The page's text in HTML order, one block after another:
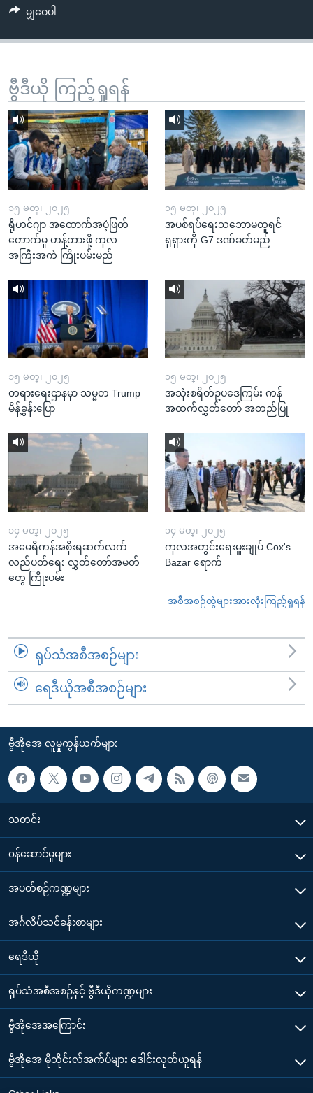
နေရာ မျှဝေပါ
ဗွီဒီယို ကြည့်ရှုရန်
၁၅ မတ္၊ ၂၀၂၅
ရိုဟင်ဂျာ အထောက်အပံ့ဖြတ်
တောက်မှု ဟန့်တားဖို့ ကုလ
အကြီးအကဲ ကြိုးပမ်းမည်
၁၅ မတ္၊ ၂၀၂၅
အပစ်ရပ်ရေးသဘောမတူရင်
ရုရှားကို G7 ဒဏ်ခတ်မည်
၁၅ မတ္၊ ၂၀၂၅
တရားရေးဌာနမှာ သမ္မတ Trump
မိန့်ခွန်းပြော
၁၅ မတ္၊ ၂၀၂၅
အသုံးစရိတ်ဥပဒေကြမ်း ကန်
အထက်လွှတ်တော် အတည်ပြု
၁၄ မတ္၊ ၂၀၂၅
အမေရိကန်အစိုးရဆက်လက်
လည်ပတ်ရေး လွှတ်တော်အမတ်
တွေ ကြိုးပမ်း
၁၄ မတ္၊ ၂၀၂၅
ကုလအတွင်းရေးမှူးချုပ် Cox's
Bazar ရောက်
အစီအစဉ်တွဲများအားလုံးကြည့်ရှုရန်
ရုပ်သံအစီအစဉ်များ
ရေဒီယိုအစီအစဉ်များ
ဗွီအိုအေ လူမှုကွန်ယက်များ
သတင်း
၀န်ဆောင်မှုများ
အပတ်စဉ်ကဏ္ဍများ
အင်္ဂလိပ်သင်ခန်းစာများ
ရေဒီယို
ရုပ်သံအစီအစဉ်နှင့် ဗွီဒီယိုကဏ္ဍများ
ဗွီအိုအေအကြောင်း
ဗွီအိုအေ မိုဘိုင်းလ်အက်ပ်များ ဒေါင်းလုတ်ယူရန်